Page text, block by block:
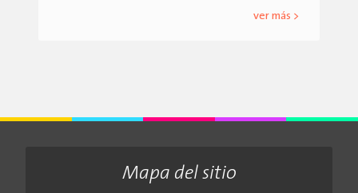
ver más >
Mapa del sitio